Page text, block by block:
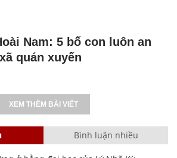
Nam: 5 bố con luôn an
quán xuyến
XEM THÊM BÀI VIẾT
Bình luận nhiều